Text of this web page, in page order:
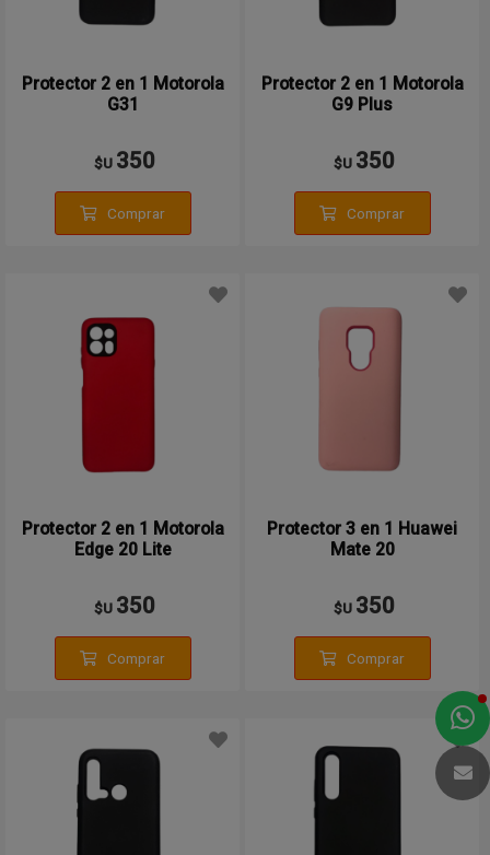
Protector 2 en 1 Motorola
G31
$U 350
Comprar
Protector 2 en 1 Motorola
G9 Plus
$U 350
Comprar
Protector 2 en 1 Motorola
Edge 20 Lite
$U 350
Comprar
Protector 3 en 1 Huawei
Mate 20
$U 350
Comprar